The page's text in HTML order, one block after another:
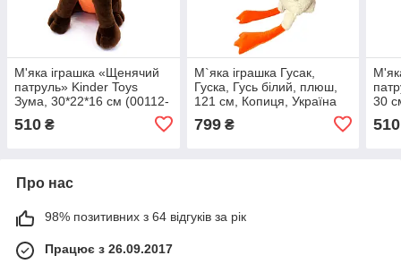
М'яка іграшка «Щенячий
патруль» Kinder Toys
Зума, 30*22*16 см (00112-
510 ₴
М`яка іграшка Гусак,
Гуска, Гусь білий, плюш,
121 см, Копиця, Україна
799₴
30
510
Про нас
98% позитивних з 64 відгуків за рік
Працює з 26.09.2017